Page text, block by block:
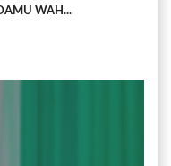
WAH...